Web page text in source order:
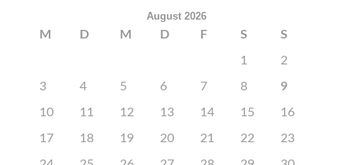
August 2026
M D M D F S S
1 2
3 4 5 6 7 8 9
10 11 12 13 14 15 16
17 18 19 20 21 22 23